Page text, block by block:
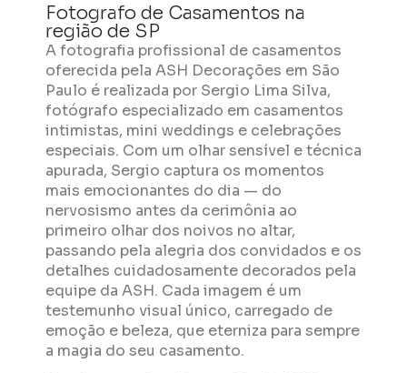
Fotografo de Casamentos na
região de SP
A fotografia profissional de casamentos
oferecida pela ASH Decorações em São
Paulo é realizada por Sergio Lima Silva,
fotógrafo especializado em casamentos
intimistas, mini weddings e celebrações
especiais. Com um olhar sensível e técnica
apurada, Sergio captura os momentos
mais emocionantes do dia — do
nervosismo antes da cerimônia ao
primeiro olhar dos noivos no altar,
passando pela alegria dos convidados e os
detalhes cuidadosamente decorados pela
equipe da ASH. Cada imagem é um
testemunho visual único, carregado de
emoção e beleza, que eterniza para sempre
a magia do seu casamento.